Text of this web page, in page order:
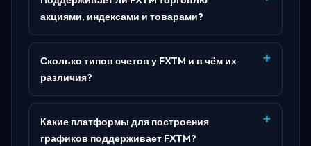
акциями, индексами и товарами?
Сколько типов счетов у FXTM и в чём их
различия?
Какие платформы для построения
графиков поддерживает FXTM?